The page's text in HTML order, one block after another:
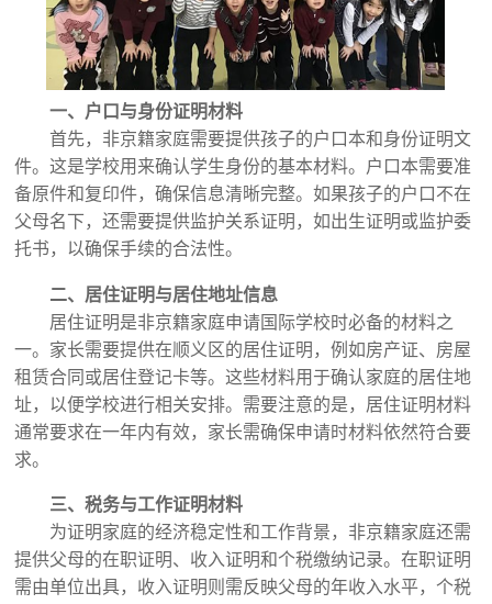
一、户口与身份证明材料
首先，非京籍家庭需要提供孩子的户口本和身份证明文
件。这是学校用来确认学生身份的基本材料。户口本需要准
备原件和复印件，确保信息清晰完整。如果孩子的户口不在
父母名下，还需要提供监护关系证明，如出生证明或监护委
托书，以确保手续的合法性。
二、居住证明与居住地址信息
居住证明是非京籍家庭申请国际学校时必备的材料之
一。家长需要提供在顺义区的居住证明，例如房产证、房屋
租赁合同或居住登记卡等。这些材料用于确认家庭的居住地
址，以便学校进行相关安排。需要注意的是，居住证明材料
通常要求在一年内有效，家长需确保申请时材料依然符合要
求。
三、税务与工作证明材料
为证明家庭的经济稳定性和工作背景，非京籍家庭还需
提供父母的在职证明、收入证明和个税缴纳记录。在职证明
需由单位出具，收入证明则需反映父母的年收入水平，个税